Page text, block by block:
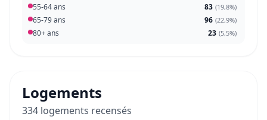
55-64 ans 83 (19,8%)
65-79 ans 96 (22,9%)
80+ ans 23 (5,5%)
Logements
334 logements recensés